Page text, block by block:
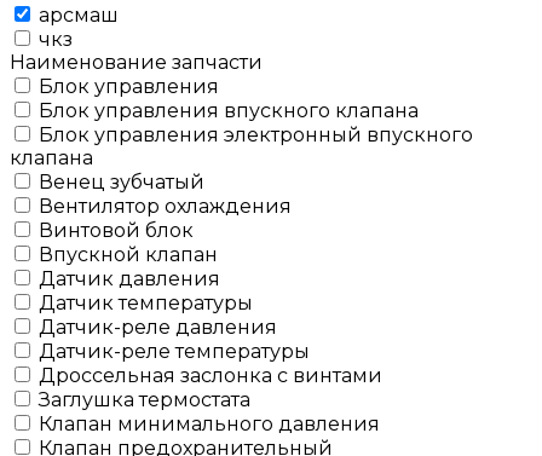
арсмаш
чкз
Наименование запчасти
Блок управления
Блок управления впускного клапана
Блок управления электронный впускного
клапана
Венец зубчатый
Вентилятор охлаждения
Винтовой блок
Впускной клапан
Датчик давления
Датчик температуры
Датчик-реле давления
Датчик-реле температуры
Дроссельная заслонка с винтами
Заглушка термостата
Клапан минимального давления
Клапан предохранительный